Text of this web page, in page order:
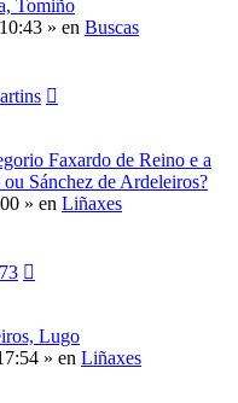
Tomiño
» en Buscas
Faxardo de Reino e a
Sánchez de Ardeleiros?
» en Liñaxes
Lugo
» en Liñaxes